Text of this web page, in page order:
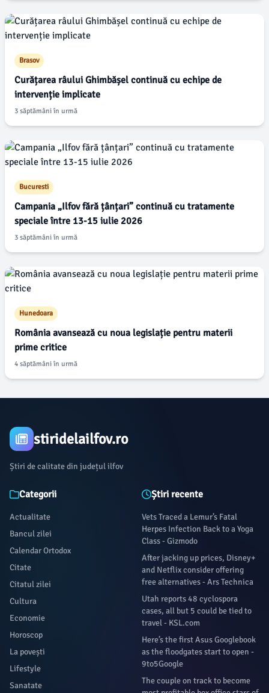
Brasov
Curățarea râului Ghimbășel continuă cu echipe de
intervenție implicate
3 săptămâni în urmă
Bucuresti
Campania „Ilfov fără țânțari” continuă cu tratamente
speciale între 13-15 iulie 2026
3 săptămâni în urmă
Hunedoara
România avansează cu noua legislație pentru materii
prime critice
4 săptămâni în urmă
stiridelailfov.ro
Știri de calitate din județul ilfov
Categorii
Actualitate
Bancul zilei
Calendar Ortodox
Citate
Citatul zilei
Cultura
Economie
Horoscop
La povești
Lifestyle
Sanatate
Știri recente
Vets Traced a Lemur’s Fatal
Herpes Infection Back to a Yoga
Class - Gizmodo
After jacking up prices, Disney+
and Netflix consider offering
free alternatives - Ars Technica
Utah reports 48 cyclospora
cases, all but 5 could be tied to
travel - KSL.com
Here’s the first Asus Googlebook
as the floodgates start to open -
9to5Google
The couple on track to become